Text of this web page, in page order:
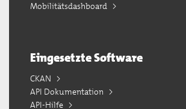
Mobilitätsdashboard
Eingesetzte Software
CKAN
API Dokumentation
API-Hilfe